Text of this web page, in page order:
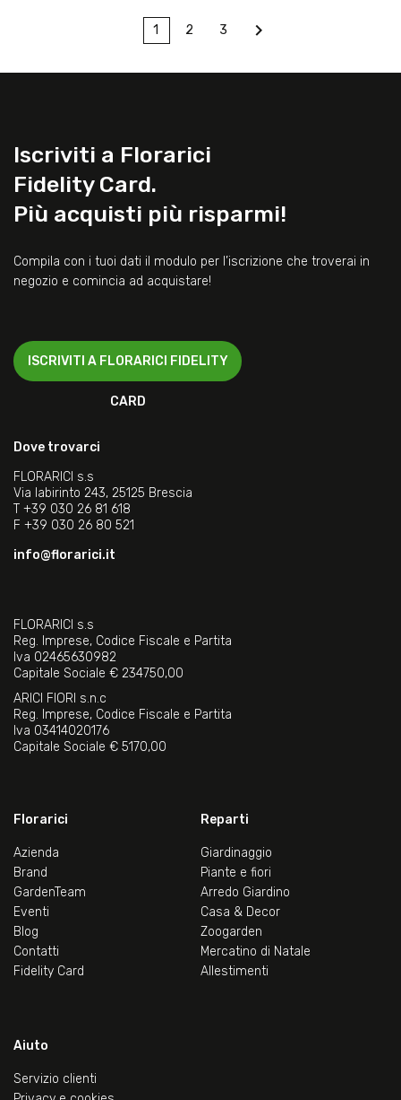
1 2 3 
Iscriviti a Florarici
Fidelity Card.
Più acquisti più risparmi!
Compila con i tuoi dati il modulo per l’iscrizione che troverai in
negozio e comincia ad acquistare!
ISCRIVITI A FLORARICI FIDELITY
CARD
Dove trovarci
FLORARICI s.s
Via labirinto 243, 25125 Brescia
T +39 030 26 81 618
F +39 030 26 80 521
info@florarici.it
FLORARICI s.s
Reg. Imprese, Codice Fiscale e Partita
Iva 02465630982
Capitale Sociale € 234750,00
ARICI FIORI s.n.c
Reg. Imprese, Codice Fiscale e Partita
Iva 03414020176
Capitale Sociale € 5170,00
Florarici
Azienda
Brand
GardenTeam
Eventi
Blog
Contatti
Fidelity Card
Reparti
Giardinaggio
Piante e fiori
Arredo Giardino
Casa & Decor
Zoogarden
Mercatino di Natale
Allestimenti
Aiuto
Servizio clienti